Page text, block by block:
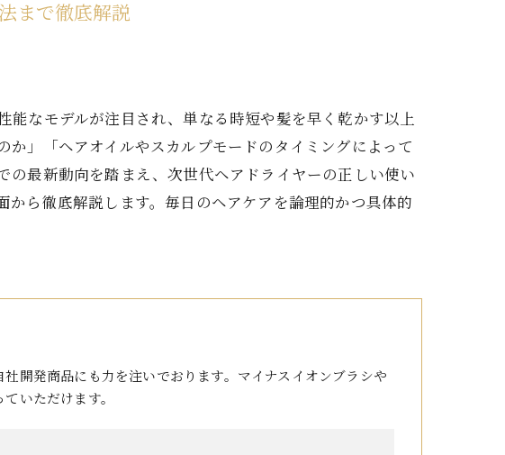
まで徹底解説
なモデルが注目され、単なる時短や髪を早く乾かす以上
」「ヘアオイルやスカルプモードのタイミングによって
最新動向を踏まえ、次世代ヘアドライヤーの正しい使い
ら徹底解説します。毎日のヘアケアを論理的かつ具体的
開発商品にも力を注いでおります。マイナスイオンブラシや
いただけます。